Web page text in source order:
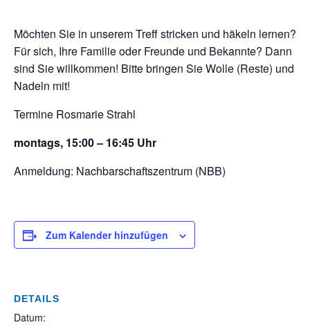
Möchten Sie in unserem Treff stricken und häkeln lernen?
Für sich, Ihre Familie oder Freunde und Bekannte? Dann
sind Sie willkommen! Bitte bringen Sie Wolle (Reste) und
Nadeln mit!
Termine Rosmarie Strahl
montags, 15:00 – 16:45 Uhr
Anmeldung: Nachbarschaftszentrum (NBB)
Zum Kalender hinzufügen
DETAILS
Datum: